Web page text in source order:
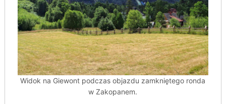
Widok na Giewont podczas objazdu zamkniętego ronda
w Zakopanem.